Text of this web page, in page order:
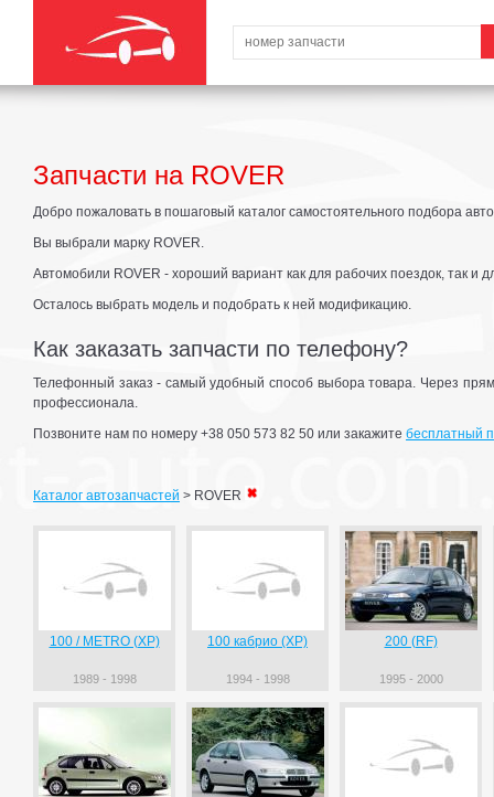
Запчасти на ROVER
Добро пожаловать в пошаговый каталог самостоятельного подбора
Вы выбрали марку ROVER.
Автомобили ROVER - хороший вариант как для рабочих поездок, так и
Осталось выбрать модель и подобрать к ней модификацию.
Как заказать запчасти по телефону?
Телефонный заказ - самый удобный способ выбора товара. Через
профессионала.
Позвоните нам по номеру +38 050 573 82 50 или закажите бесплатный
Каталог автозапчастей > ROVER
100 / METRO (XP)
1989 - 1998
100 кабрио (XP)
1994 - 1998
200 (RF)
1995 - 2000